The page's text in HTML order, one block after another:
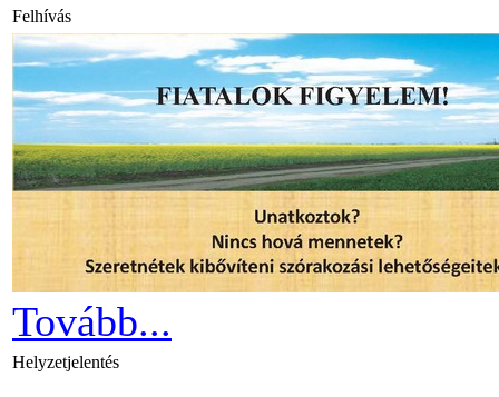
Felhívás
Tovább...
Helyzetjelentés